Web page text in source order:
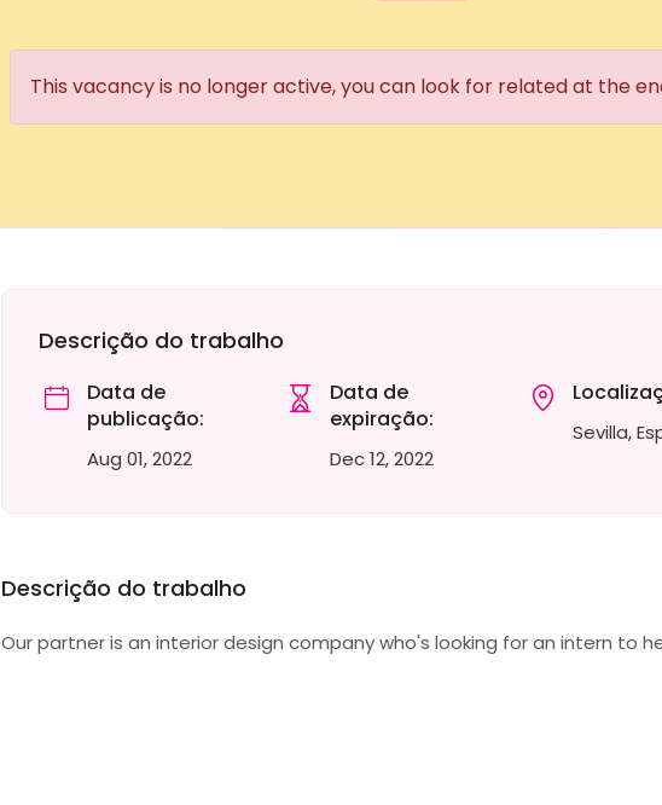
This vacancy is no longer active, you can look for related at the
Descrição do trabalho
Data de
publicação:
Aug 01, 2022
Data de
expiração:
Dec 12, 2022
Sevilla,
Descrição do trabalho
Our partner is an interior design company who's looking for an intern to